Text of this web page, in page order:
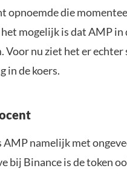
opnoemde die
mogelijk is dat AMP
nu ziet het er
in de koers.
namelijk met
bij Binance is de token